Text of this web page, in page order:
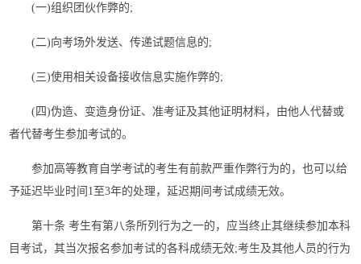
(一)组织团伙作弊的;
(二)向考场外发送、传递试题信息的;
(三)使用相关设备接收信息实施作弊的;
(四)伪造、变造身份证、准考证及其他证明材料，由他人代替或
者代替考生参加考试的。
参加高等教育自学考试的考生有前款严重作弊行为的，也可以给
予延迟毕业时间1至3年的处理，延迟期间考试成绩无效。
第十条 考生有第八条所列行为之一的，应当终止其继续参加本科
目考试，其当次报名参加考试的各科成绩无效;考生及其他人员的行为